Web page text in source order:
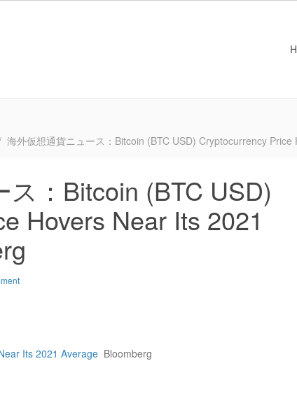
海外仮想通貨ニュース：Bitcoin (BTC USD) Cryptocurrency
：Bitcoin (BTC USD)
Hovers Near Its 2021
Its 2021 Average Bloomberg